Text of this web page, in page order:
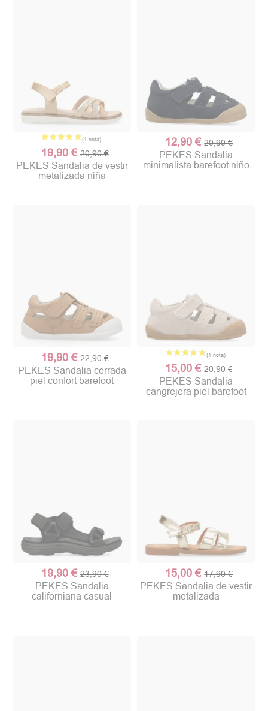
19,90 € 20,90 €
PEKES Sandalia de vestir
metalizada niña
12,90 € 20,90 €
PEKES Sandalia
minimalista barefoot niño
19,90 € 22,90 €
PEKES Sandalia cerrada
piel confort barefoot
15,00 € 20,90 €
PEKES Sandalia
cangrejera piel barefoot
19,90 € 23,90 €
PEKES Sandalia
californiana casual
15,00 € 17,90 €
PEKES Sandalia de vestir
metalizada